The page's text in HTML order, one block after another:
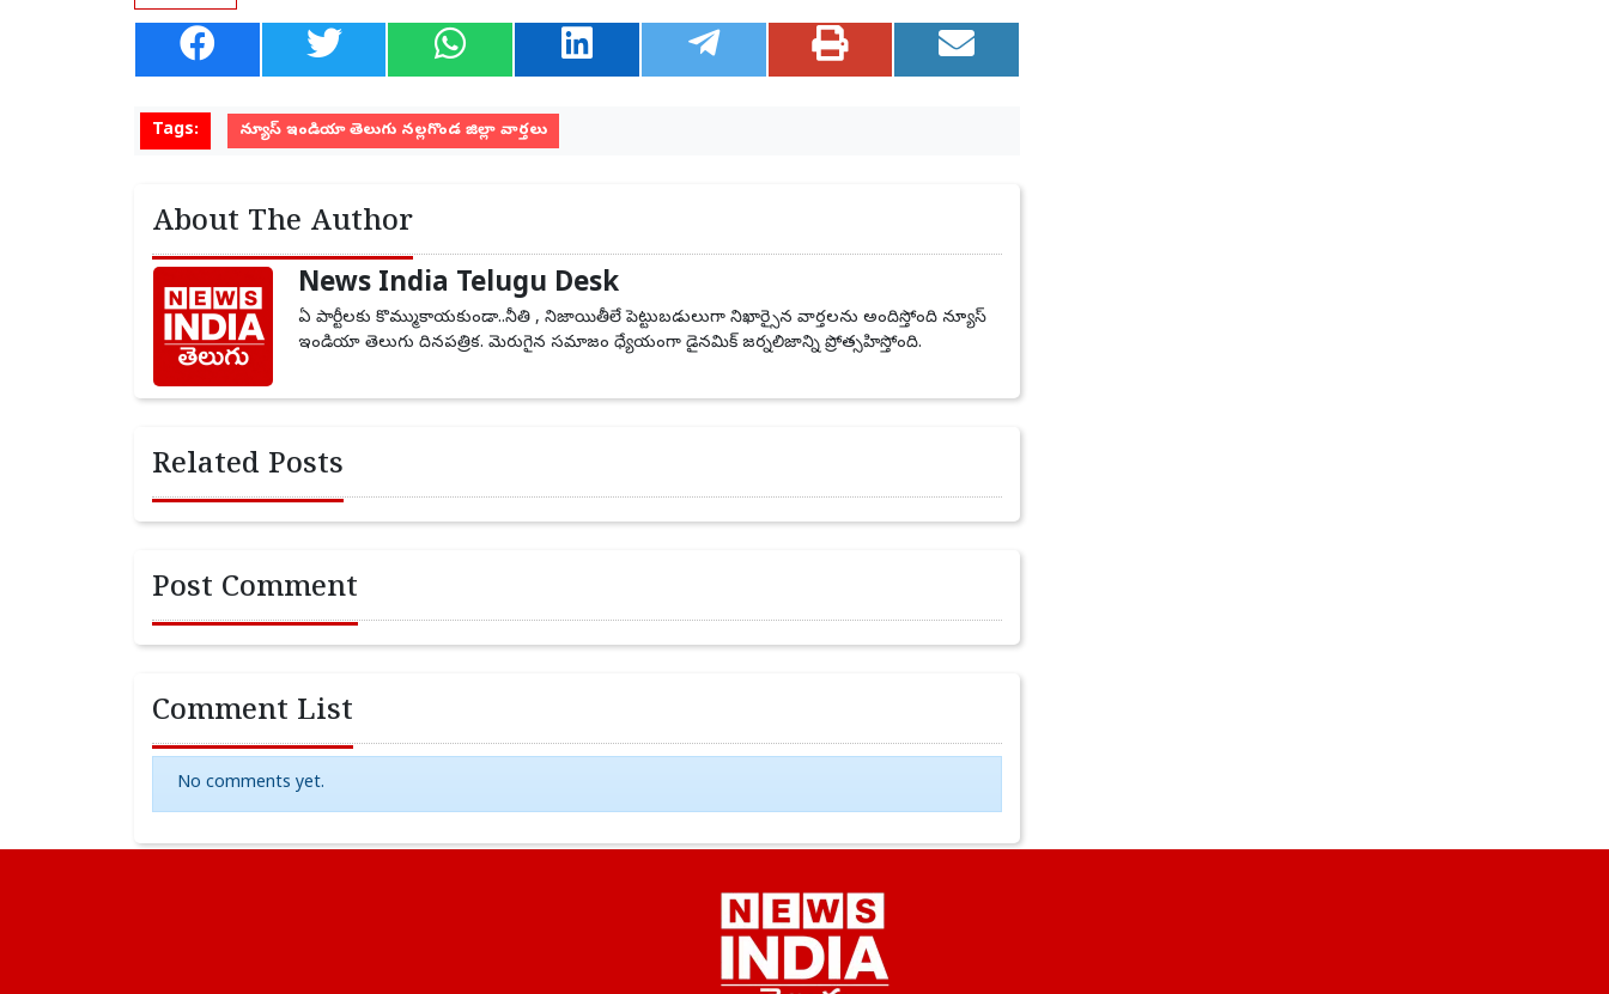
Tags: న్యూస్ ఇండియా తెలుగు నల్లగొండ జిల్లా వార్తలు
About The Author
News India Telugu Desk
ఏ పార్టీలకు కొమ్ముకాయకుండా..నీతి , నిజాయితీలే పెట్టుబడులుగా నిఖార్సైన వార్తలను అందిస్తోంది న్యూస్
ఇండియా తెలుగు దినపత్రిక. మెరుగైన సమాజం ధ్యేయంగా డైనమిక్ జర్నలిజాన్ని ప్రోత్సహిస్తోంది.
Related Posts
Post Comment
Comment List
No comments yet.